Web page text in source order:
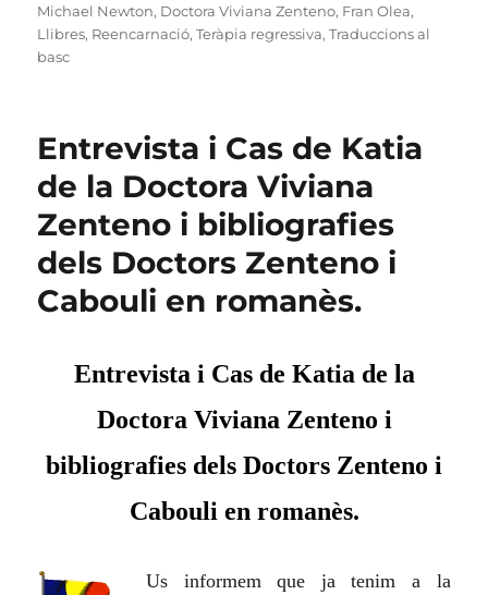
Michael Newton, Doctora Viviana Zenteno, Fran Olea,
Llibres, Reencarnació,Teràpia regressiva,Traduccions al
basc
Entrevista i Cas de Katia
de la Doctora Viviana
Zenteno i bibliografies
dels Doctors Zenteno i
Cabouli en romanès.
Entrevista i Cas de Katia de la
Doctora Viviana Zenteno i
bibliografies dels Doctors Zenteno i
Cabouli en romanès.
Us informem que ja tenim a la